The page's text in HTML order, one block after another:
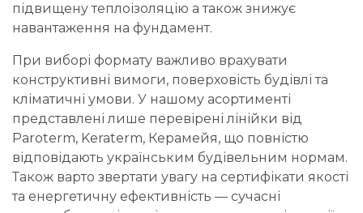
підвищену теплоізоляцію а також знижує
навантаження на фундамент.
При виборі формату важливо врахувати
конструктивні вимоги, поверховість будівлі та
кліматичні умови. У нашому асортименті
представлені лише перевірені лінійки від
Paroterm, Keraterm, Керамейя, що повністю
відповідають українським будівельним нормам.
Також варто звертати увагу на сертифікати якості
та енергетичну ефективність — сучасні